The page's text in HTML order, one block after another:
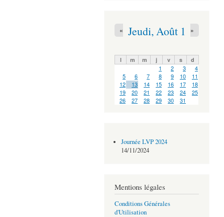
Jeudi, Août 1
« »
l m m j v s d
1 2 3
4
5
6 7 8 9 10
11
12
13 14 15 16 17
18
19
20 21 22 23 24
25
26
27 28 29 30 31
Journée LVP 2024
14/11/2024
Mentions légales
Conditions Générales
d'Utilisation